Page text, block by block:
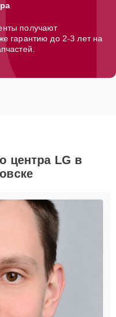
получают
гарантию до 2-3 лет на
центра LG в